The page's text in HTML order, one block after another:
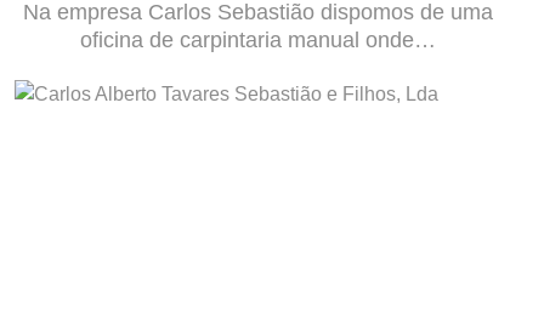
Na empresa Carlos Sebastião dispomos de uma
oficina de carpintaria manual onde…